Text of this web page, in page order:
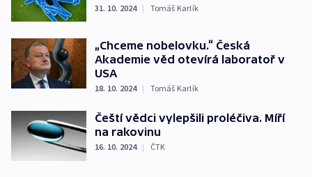
31. 10. 2024 | Tomáš Karlík
„Chceme nobelovku.“ Česká
Akademie věd otevírá laboratoř v
USA
18. 10. 2024 | Tomáš Karlík
Čeští vědci vylepšili proléčiva. Míří
na rakovinu
16. 10. 2024 | ČTK